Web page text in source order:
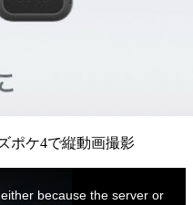
ポケ4で縦動画撮影
because the server or